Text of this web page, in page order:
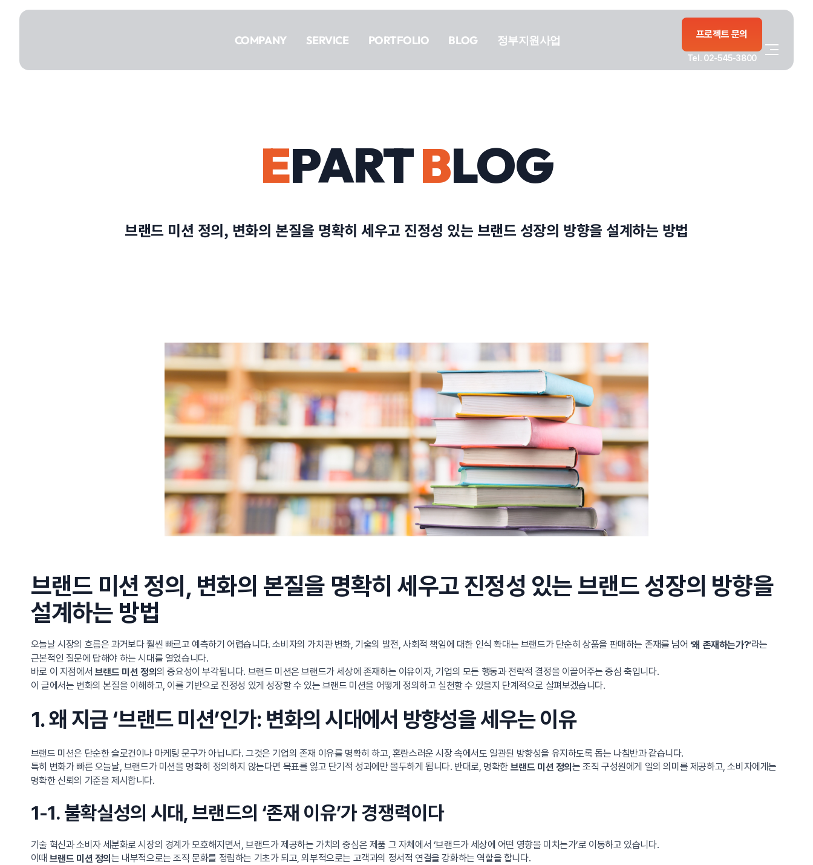
건너뛰기
COMPANY SERVICE PORTFOLIO BLOG 정부지원사업 프로젝트 문의
Tel. 02-545-3800
PORTFOLIO
정부지원사업
EPARTBLOG
브랜드 미션 정의, 변화의 본질을 명확히 세우고 진정성 있는 브랜드 성장의 방향을 설계하는 방법
브랜드 미션 정의, 변화의 본질을 명확히 세우고 진정성 있는 브랜드 성장의 방향을
설계하는 방법
오늘날 시장의 흐름은 과거보다 훨씬 빠르고 예측하기 어렵습니다. 소비자의 가치관 변화, 기술의 발전, 사회적 책임에 대한 인식 확대는 브랜드가 단순히 상품을 판매하는 존재를 넘어 ‘왜 존재하는가?’라는
근본적인 질문에 답해야 하는 시대를 열었습니다.
바로 이 지점에서 브랜드 미션 정의의 중요성이 부각됩니다. 브랜드 미션은 브랜드가 세상에 존재하는 이유이자, 기업의 모든 행동과 전략적 결정을 이끌어주는 중심 축입니다.
이 글에서는 변화의 본질을 이해하고, 이를 기반으로 진정성 있게 성장할 수 있는 브랜드 미션을 어떻게 정의하고 실천할 수 있을지 단계적으로 살펴보겠습니다.
1. 왜 지금 ‘브랜드 미션’인가: 변화의 시대에서 방향성을 세우는 이유
브랜드 미션은 단순한 슬로건이나 마케팅 문구가 아닙니다. 그것은 기업의 존재 이유를 명확히 하고, 혼란스러운 시장 속에서도 일관된 방향성을 유지하도록 돕는 나침반과 같습니다.
특히 변화가 빠른 오늘날, 브랜드가 미션을 명확히 정의하지 않는다면 목표를 잃고 단기적 성과에만 몰두하게 됩니다. 반대로, 명확한 브랜드 미션 정의 는 조직 구성원에게 일의 의미를 제공하고, 소비자에게는
명확한 신뢰의 기준을 제시합니다.
1-1. 불확실성의 시대, 브랜드의 ‘존재 이유’가 경쟁력이다
기술 혁신과 소비자 세분화로 시장의 경계가 모호해지면서, 브랜드가 제공하는 가치의 중심은 제품 그 자체에서 ‘브랜드가 세상에 어떤 영향을 미치는가’로 이동하고 있습니다.
이때 브랜드 미션 정의 는 내부적으로는 조직 문화를 정립하는 기초가 되고, 외부적으로는 고객과의 정서적 연결을 강화하는 역할을 합니다.